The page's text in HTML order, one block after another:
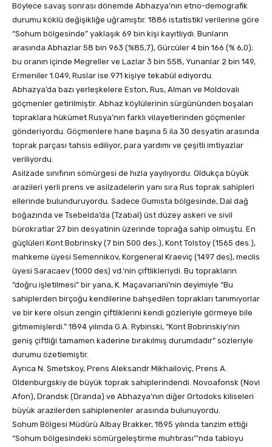
Böylece savaş sonrası dönemde Abhazya’nın etno-demografik
durumu köklü değişikliğe uğramıştır. 1886 istatistikî verilerine göre
“Sohum bölgesinde” yaklaşık 69 bin kişi kayıtlıydı. Bunların
arasında Abhazlar 58 bin 963 (%85,7), Gürcüler 4 bin 166 (% 6,0);
bu oranın içinde Megreller ve Lazlar 3 bin 558, Yunanlar 2 bin 149,
Ermeniler 1.049, Ruslar ise 971 kişiye tekabül ediyordu.
Abhazya’da bazı yerleşkelere Eston, Rus, Alman ve Moldovalı
göçmenler getirilmiştir. Abhaz köylülerinin sürgününden boşalan
topraklara hükümet Rusya’nın farklı vilayetlerinden göçmenler
gönderiyordu. Göçmenlere hane başına 5 ila 30 desyatin arasında
toprak parçası tahsis ediliyor, para yardımı ve çeşitli imtiyazlar
veriliyordu.
Asilzade sınıfının sömürgesi de hızla yayılıyordu. Oldukça büyük
arazileri yerli prens ve asilzadelerin yanı sıra Rus toprak sahipleri
ellerinde bulunduruyordu. Sadece Gumısta bölgesinde, Dal dağ
boğazında ve Tsebelda’da (Tzabal) üst düzey askeri ve sivil
bürokratlar 27 bin desyatinin üzerinde toprağa sahip olmuştu. En
güçlüleri Kont Bobrinsky (7 bin 500 des.), Kont Tolstoy (1565 des.),
mahkeme üyesi Semennikov, Korgeneral Kraeviç (1497 des), meclis
üyesi Saracaev (1000 des) vd.’nin çiftlikleriydi. Bu toprakların
“doğru işletilmesi” bir yana, K. Maçavariani’nin deyimiyle “Bu
sahiplerden birçoğu kendilerine bahşedilen toprakları tanımıyorlar
ve bir kere olsun zengin çiftliklerini kendi gözleriyle görmeye bile
gitmemişlerdi.” 1894 yılında G.A. Rybinski, “Kont Bobrinskiy’nin
geniş çiftliği tamamen kaderine bırakılmış durumdadır” sözleriyle
durumu özetlemiştir.
Ayrıca N. Smetskoy, Prens Aleksandr Mikhailoviç, Prens A.
Oldenburgskiy de büyük toprak sahiplerindendi. Novoafonsk (Novi
Afon), Drandsk (Dranda) ve Abhazya’nın diğer Ortodoks kiliseleri
büyük arazilerden sahiplenenler arasında bulunuyordu.
Sohum Bölgesi Müdürü Albay Brakker, 1895 yılında tanzim ettiği
“Sohum bölgesindeki sömürgeleştirme muhtırası”’nda tabloyu